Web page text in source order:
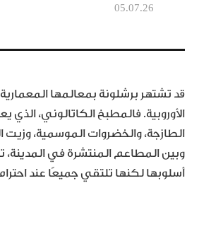
05.07.26
قد تشتهر برشلونة بمعالمها
الأوروبية. فالمطبخ الكاتالوني، الذي
الطازجة، والخضروات الموسمية،
وبين المطاعم المنتشرة في
أسلوبها لكنها تلتقي جميعًا عند